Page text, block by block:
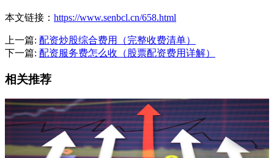
本文链接： https://www.senbcl.cn/658.html
上一篇: 配资炒股综合费用（完整收费清单）
下一篇: 配资服务费怎么收（股票配资费用详解）
相关推荐